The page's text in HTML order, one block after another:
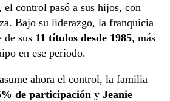
control pasó a sus hijos, con
Bajo su liderazgo, la franquicia
de sus 11 títulos desde 1985, más
en ese período.
ahora el control, la familia
de participación y Jeanie